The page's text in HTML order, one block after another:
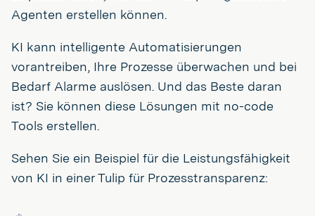
Agenten erstellen können.
KI kann intelligente Automatisierungen
vorantreiben, Ihre Prozesse überwachen und bei
Bedarf Alarme auslösen. Und das Beste daran
ist? Sie können diese Lösungen mit no-code
Tools erstellen.
Sehen Sie ein Beispiel für die Leistungsfähigkeit
von KI in einer Tulip für Prozesstransparenz: